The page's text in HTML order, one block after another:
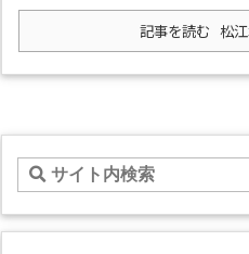
記事を読む 松